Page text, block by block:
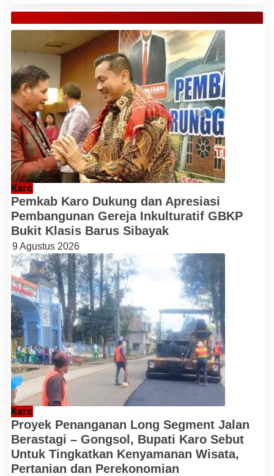
TANAH KARO
Karo
Pemkab Karo Dukung dan Apresiasi
Pembangunan Gereja Inkulturatif GBKP
Bukit Klasis Barus Sibayak
9 Agustus 2026
Karo
Proyek Penanganan Long Segment Jalan
Berastagi – Gongsol, Bupati Karo Sebut
Untuk Tingkatkan Kenyamanan Wisata,
Pertanian dan Perekonomian